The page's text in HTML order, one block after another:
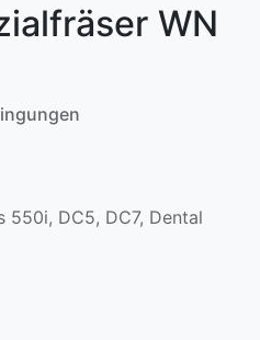
WN
550i, DC5, DC7, Dental